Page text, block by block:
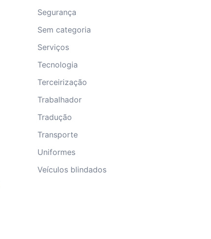
Segurança
Sem categoria
Serviços
Tecnologia
Terceirização
Trabalhador
Tradução
Transporte
Uniformes
Veículos blindados